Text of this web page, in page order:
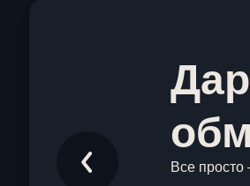
Все просто